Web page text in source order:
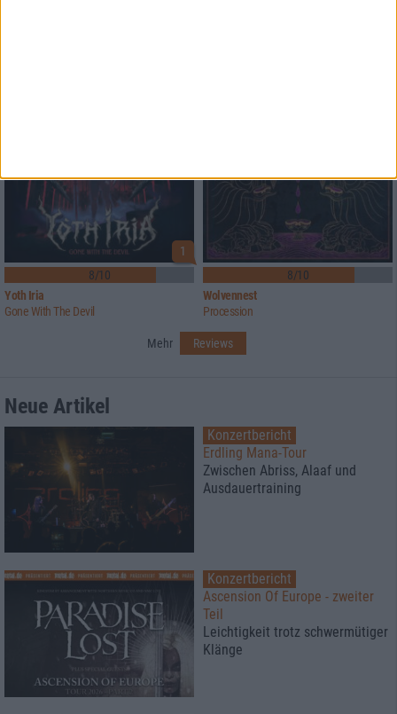
1
8/10
Yoth Iria
Gone With The Devil
8/10
Wolvennest
Procession
Mehr Reviews
Neue Artikel
Konzertbericht
Erdling Mana-Tour
Zwischen Abriss, Alaaf und
Ausdauertraining
Konzertbericht
Ascension Of Europe - zweiter
Teil
Leichtigkeit trotz schwermütiger
Klänge